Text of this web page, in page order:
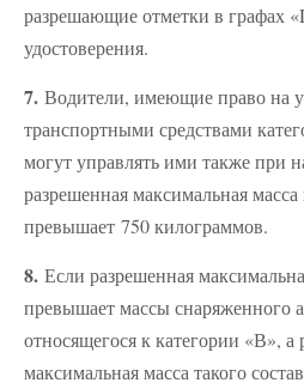
разрешающие отметки в графах
удостоверения.
7. Водители, имеющие право на
транспортными средствами
могут управлять ими также при
разрешенная максимальная масса
превышает 750 килограммов.
8. Если разрешенная
превышает массы снаряженного
относящегося к категории «В», а
максимальная масса такого